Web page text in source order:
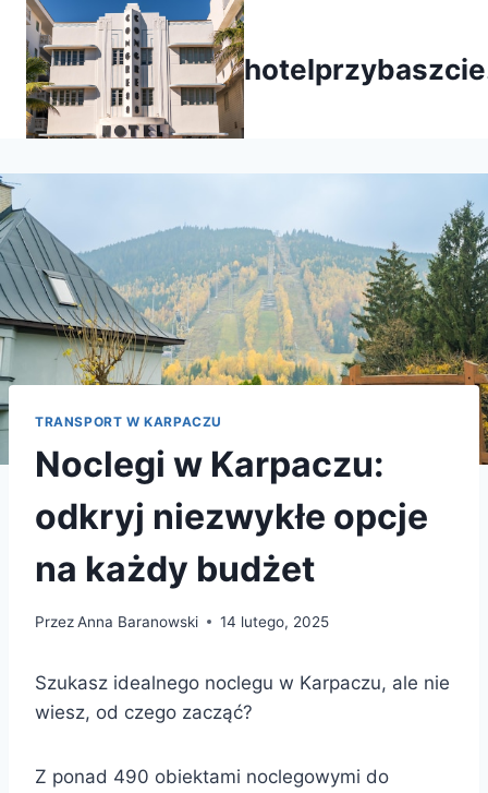
Przejdź
treści
TRANSPORT W KARPACZU
Noclegi w Karpaczu:
odkryj niezwykłe opcje
na każdy budżet
PrzezAnna Baranowski 14 lutego, 2025
Szukasz idealnego noclegu w Karpaczu, ale nie
wiesz, od czego zacząć?
Z ponad 490 obiektami noclegowymi do